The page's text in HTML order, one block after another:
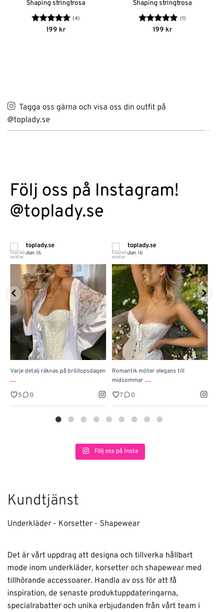
Shaping stringtrosa
Betygsatt
(4)
199 kr
Shaping stringtrosa
Betygsatt5
(1)
199 kr
Tagga oss gärna och visa oss din outfit på
@toplady.se
Följ oss på Instagram!
@toplady.se
toplady.se
Jun 16
Varje detalj räknas på bröllopsdagen
...
5 0
toplady.se
Jun 16
Romantik möter elegans till
midsommar ...
7 0
Följ oss på Insta
Kundtjänst
Underkläder - Korsetter - Shapewear
Det är vårt uppdrag att designa och tillverka hållbart
mode inom underkläder, korsetter och shapewear med
tillhörande accessoarer. Handla av oss för att få
inspiration, de senaste produktuppdateringarna,
specialrabatter och unika erbjudanden från vårt team i